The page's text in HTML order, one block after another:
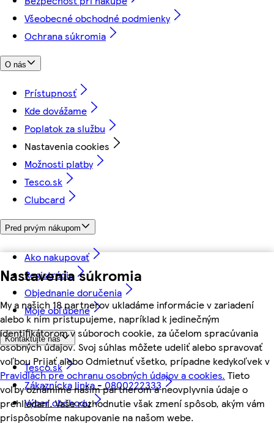
Nastavenia súkromia
My a našich 18 partnerov ukladáme informácie v zariadení
alebo k nim pristupujeme, napríklad k jedinečným
identifikátorom v súboroch cookie, za účelom spracúvania
osobných údajov. Svoj súhlas môžete udeliť alebo spravovať
voľbou Prijať alebo Odmietnuť všetko, prípadne kedykoľvek v
Pravidlách pre ochranu osobných údajov a cookies. Tieto
voľby oznámime našim partnerom a neovplyvnia údaje o
prehliadaní. Vaše rozhodnutie však zmení spôsob, akým vám
prispôsobíme nakupovanie na našom webe.
Všeobecné obchodné podmienky
Ochrana súkromia
O nás
Prístupnosť
Kde dovážame
Poplatok za službu
Nastavenia cookies
Možnosti platby
Tesco.sk
Clubcard
Pred prvým nákupom
Ako nakupovať
Registrácia
Objednanie doručenia
Moje obľúbené
Kontaktujte nás
Tesco.sk
Zákaznícka linka - 0800222333
Výber obchodu